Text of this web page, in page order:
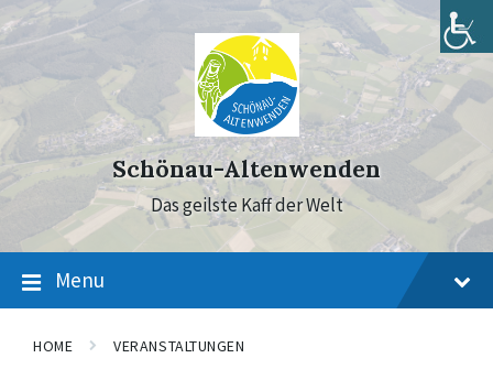
to
content
to
main
navigation
to
footer
Schönau-Altenwenden
Das geilste Kaff der Welt
Menu
HOME VERANSTALTUNGEN